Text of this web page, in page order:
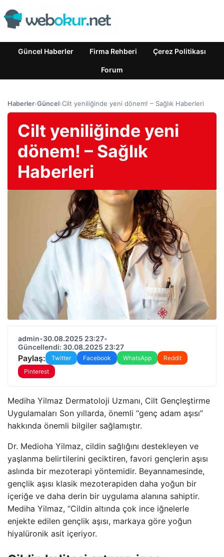
Güncel Haberler Firma Rehberi Çerez Politikası
Forum
Haberler›Güncel›Cilt yeniliğinde yeni dönem! – Sağlık Haberleri
Cilt yeniliğinde yeni
dönem! – Sağlık
Haberleri
admin•30.08.2025 23:27•
Güncellendi: 30.08.2025 23:27
Paylaş: Twitter Facebook WhatsApp
Reddit
Pinterest
Mediha Yilmaz Dermatoloji Uzmanı, Cilt Gençleştirme
Uygulamaları Son yıllarda, önemli “genç adam aşısı”
hakkında önemli bilgiler sağlamıştır.
Dr. Medioha Yilmaz, cildin sağlığını destekleyen ve
yaşlanma belirtilerini geciktiren, favori gençlerin aşısı
aslında bir mezoterapi yöntemidir. Beyannamesinde,
gençlik aşısı klasik mezoterapiden daha yoğun bir
içeriğe ve daha derin bir uygulama alanına sahiptir.
Mediha Yilmaz, “Cildin altında çok ince iğnelerle
enjekte edilen gençlik aşısı, markaya göre yoğun
hiyalüronik asit içeriyor.